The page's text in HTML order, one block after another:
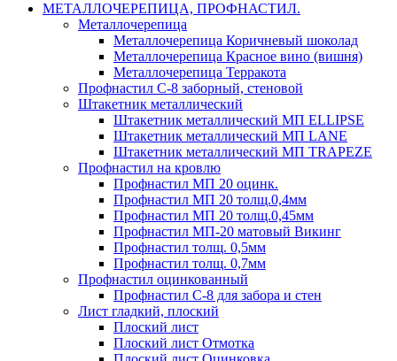
МЕТАЛЛОЧЕРЕПИЦА, ПРОФНАСТИЛ.
Металлочерепица
Металлочерепица Коричневый шоколад
Металлочерепица Красное вино (вишня)
Металлочерепица Терракота
Профнастил С-8 заборный, стеновой
Штакетник металлический
Штакетник металлический МП ELLIPSE
Штакетник металлический МП LАNE
Штакетник металлический МП TRAPEZE
Профнастил на кровлю
Профнастил МП 20 оцинк.
Профнастил МП 20 толщ.0,4мм
Профнастил МП 20 толщ.0,45мм
Профнастил МП-20 матовый Викинг
Профнастил толщ. 0,5мм
Профнастил толщ. 0,7мм
Профнастил оцинкованный
Профнастил С-8 для забора и стен
Лист гладкий, плоский
Плоский лист
Плоский лист Отмотка